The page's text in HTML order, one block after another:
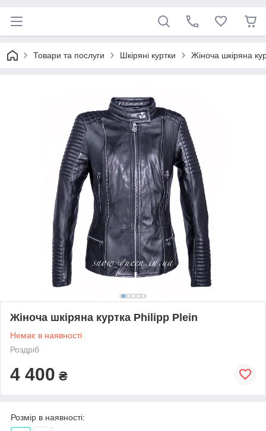
Товари та послуги Шкіряні куртки Жіноча шкіряна
Жіноча шкіряна куртка Philipp Plein
Немає в наявності
Роздріб
4 400 ₴
Розмір в наявності: